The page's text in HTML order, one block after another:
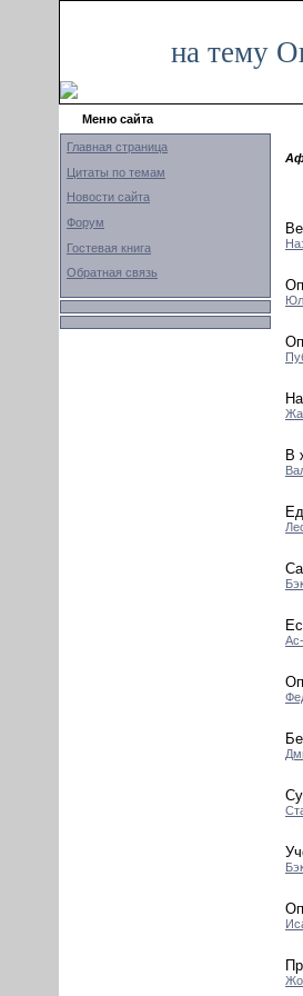
на тему
Меню сайта
Главная страница
Цитаты по темам
Новости сайта
Форум
Гостевая книга
Обратная связь
В